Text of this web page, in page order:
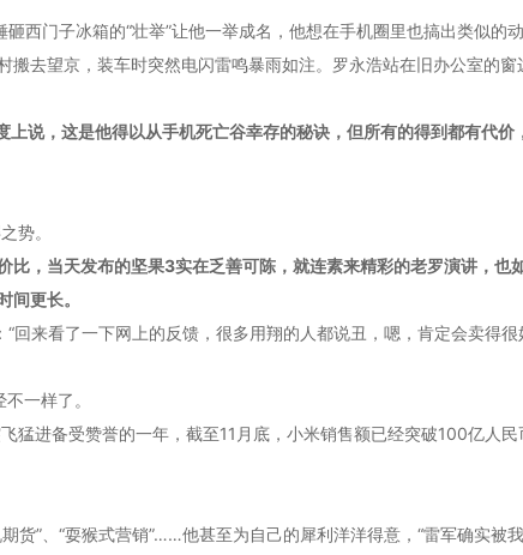
西门子冰箱的“壮举”让他一举成名，他想在手机圈里也搞出类似的
搬去望京，装车时突然电闪雷鸣暴雨如注。罗永浩站在旧办公室的
说，这是他得以从手机死亡谷幸存的秘诀，但所有的得到都有代价
势。
比，当天发布的坚果3实在乏善可陈，就连素来精彩的老罗演讲，
间更长。
“回来看了一下网上的反馈，很多用翔的人都说丑，嗯，肯定会卖得
一样了。
猛进备受赞誉的一年，截至11月底，小米销售额已经突破100亿
货”、“耍猴式营销”……他甚至为自己的犀利洋洋得意，“雷军确实被